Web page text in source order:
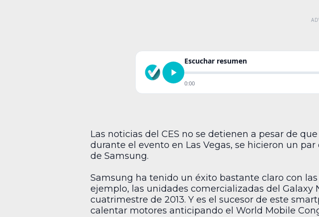
Escuchar resumen
0:00
Las noticias del CES no se detienen a pesar de
durante el evento en Las Vegas, se hicieron un
de Samsung.
Samsung ha tenido un éxito bastante claro con
ejemplo, las unidades comercializadas del
cuatrimestre de 2013. Y es el sucesor de este
calentar motores anticipando el World Mobile